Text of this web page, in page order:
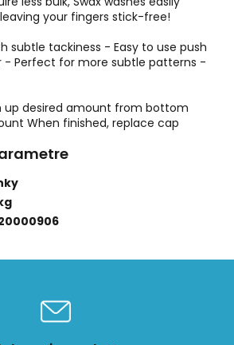
your fingers stick-free!
subtle tackiness - Easy to use push
Perfect for more subtle patterns -
up desired amount from bottom
When finished, replace cap